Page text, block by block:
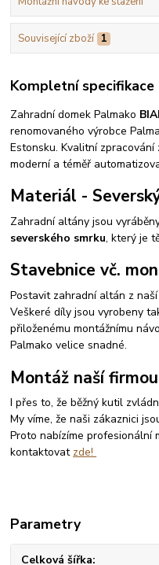
Související zboží 1
Kompletní specifikace
Zahradní domek Palmako
renomovaného výrobce
Estonsku. Kvalitní
moderní a téměř
Materiál -
Zahradní altány jsou
severského smrku, který je
Stavebnice vč.
Postavit zahradní altán z
Veškeré díly jsou vyrobeny
přiloženému montážnímu
Palmako velice snadné.
Montáž naší firmou
I přes to, že běžný kutil
My víme, že naši zákaznici
Proto nabízíme profesionální
kontaktovat zde!
Parametry
Celková šířka